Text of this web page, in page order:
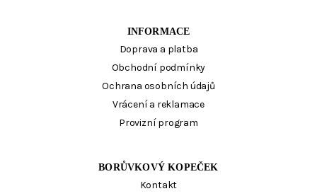
INFORMACE
Doprava a platba
Obchodní podmínky
Ochrana osobních údajů
Vrácení a reklamace
Provizní program
BORŮVKOVÝ KOPEČEK
Kontakt